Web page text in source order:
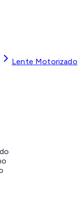
Lente Motorizado